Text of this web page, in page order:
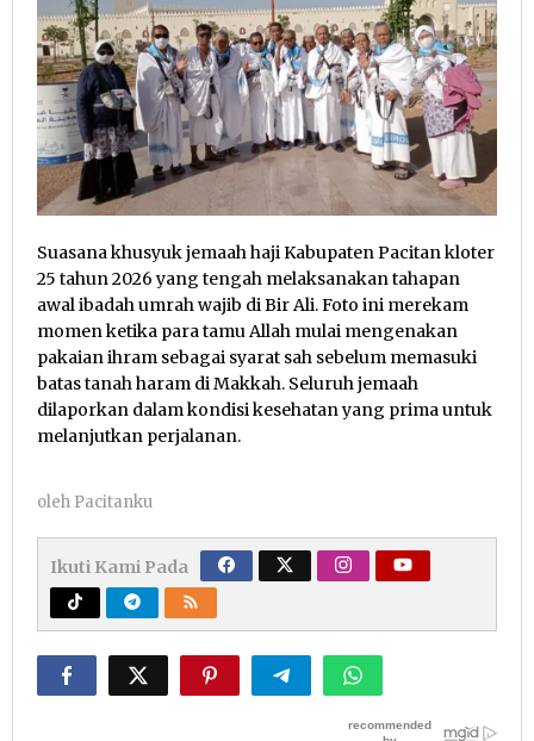
Suasana khusyuk jemaah haji Kabupaten Pacitan kloter
25 tahun 2026 yang tengah melaksanakan tahapan
awal ibadah umrah wajib di Bir Ali. Foto ini merekam
momen ketika para tamu Allah mulai mengenakan
pakaian ihram sebagai syarat sah sebelum memasuki
batas tanah haram di Makkah. Seluruh jemaah
dilaporkan dalam kondisi kesehatan yang prima untuk
melanjutkan perjalanan.
oleh Pacitanku
Ikuti Kami Pada